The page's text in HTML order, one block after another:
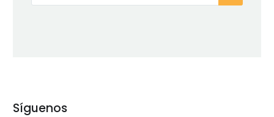
Síguenos